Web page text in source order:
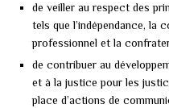
de veiller au respect des
tels que l’indépendance, la
professionnel et la
de contribuer au
et à la justice pour les
place d’actions de